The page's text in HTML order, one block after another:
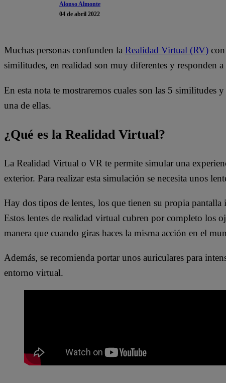
Alonso Almonte
04 de abril 2022
Muchas personas confunden la Realidad Virtual (RV)
similitudes, en realidad son muy diferentes y responden
En esta nota te mostraremos cuales son las 5 similitudes
una de ellas.
¿Qué es la Realidad Virtual?
La Realidad Virtual o VR te permite simular una
exterior. Para realizar esta simulación se necesita unos
Hay dos tipos de lentes, los que tienen su propia
Estos lentes de realidad virtual cubren por completo los
manera que cuando giras haces la misma acción en el
Además, se recomienda portar unos auriculares para
entorno virtual.